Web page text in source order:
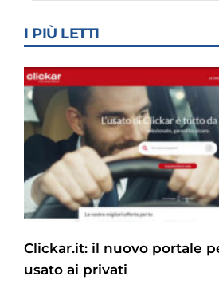
I PIÙ LETTI
Clickar.it: il nuovo portale
usato ai privati